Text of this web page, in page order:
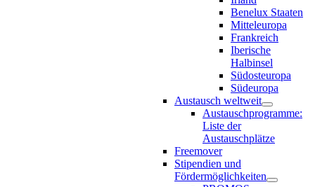
Benelux Staaten
Mitteleuropa
Frankreich
Iberische
Halbinsel
Südosteuropa
Südeuropa
Austausch weltweit
Austauschprogramme:
Liste der
Austauschplätze
Freemover
Stipendien und
Fördermöglichkeiten